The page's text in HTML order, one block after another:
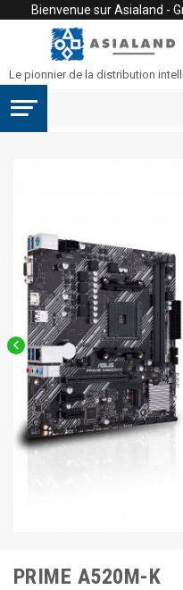
Bienvenue sur Asialand -
Le pionnier de la distribution

PRIME A520M-K